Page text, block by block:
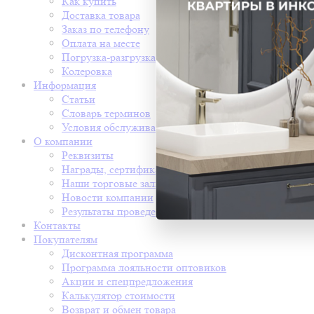
Доставка товара
Заказ по телефону
Оплата на месте
Погрузка-разгрузка
Колеровка
Информация
Статьи
Словарь терминов
Условия обслуживания
О компании
Реквизиты
Награды, сертификаты
Наши торговые залы
Новости компании
Результаты проведения СОУТ
Контакты
Покупателям
Дисконтная программа
Программа лояльности оптовиков
Акции и спецпредложения
Калькулятор стоимости
Возврат и обмен товара